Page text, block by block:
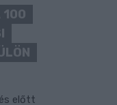
100
előtt